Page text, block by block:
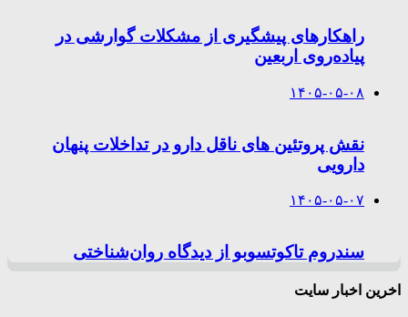
راهکارهای پیشگیری از مشکلات گوارشی در
پیاده‌روی اربعین
۱۴۰۵-۰۵-۰۸
نقش پروتئین های ناقل دارو در تداخلات پنهان
دارویی
۱۴۰۵-۰۵-۰۷
سندروم تاکوتسوبو از دیدگاه روان‌شناختی
اخرین اخبار سایت